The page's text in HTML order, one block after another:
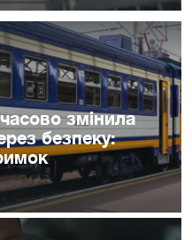
змінила
безпеку: